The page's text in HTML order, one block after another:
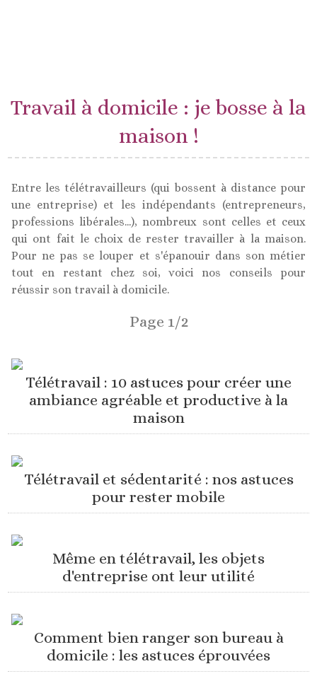
Travail à domicile : je bosse à la
maison !
Entre les télétravailleurs (qui bossent à distance pour
une entreprise) et les indépendants (entrepreneurs,
professions libérales...), nombreux sont celles et ceux
qui ont fait le choix de rester travailler à la maison.
Pour ne pas se louper et s'épanouir dans son métier
tout en restant chez soi, voici nos conseils pour
réussir son travail à domicile.
Page 1/2
Télétravail : 10 astuces pour créer une
ambiance agréable et productive à la
maison
Télétravail et sédentarité : nos astuces
pour rester mobile
Même en télétravail, les objets
d'entreprise ont leur utilité
Comment bien ranger son bureau à
domicile : les astuces éprouvées